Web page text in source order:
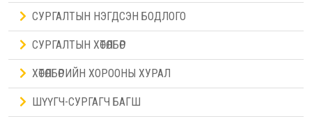
СУРГАЛТЫН НЭГДСЭН БОДЛОГО
СУРГАЛТЫН ХӨТӨЛБӨР
ХӨТӨЛБӨРИЙН ХОРООНЫ ХУРАЛ
ШҮҮГЧ-СУРГАГЧ БАГШ